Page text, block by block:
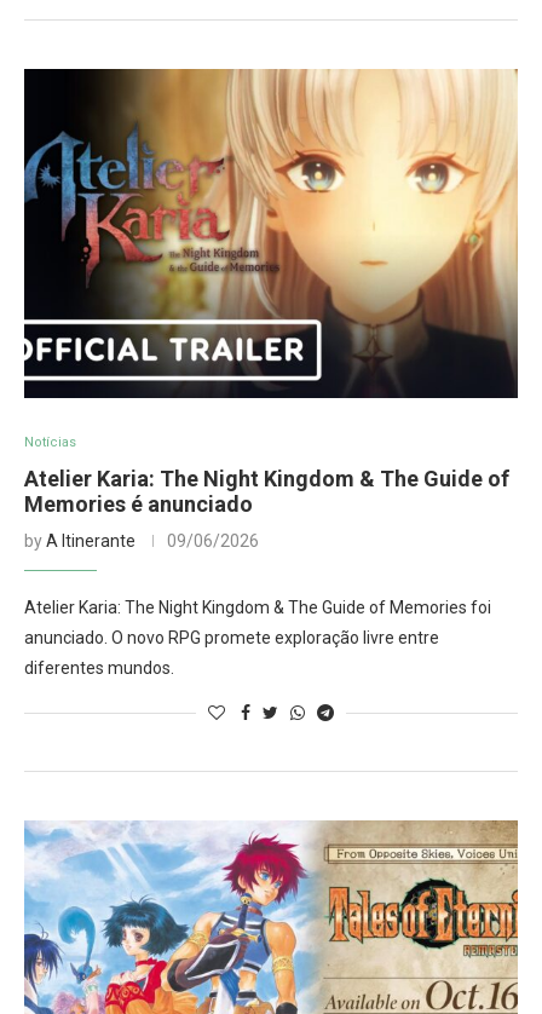
Notícias
Atelier Karia: The Night Kingdom & The Guide of
Memories é anunciado
byA Itinerante 09/06/2026
Atelier Karia: The Night Kingdom & The Guide of Memories foi
anunciado. O novo RPG promete exploração livre entre
diferentes mundos.